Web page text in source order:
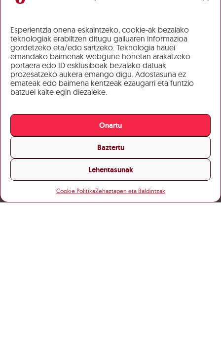
Esperientzia onena eskaintzeko, cookie-ak bezalako
teknologiak erabiltzen ditugu gailuaren informazioa
gordetzeko eta/edo sartzeko. Teknologia hauei
emandako baimenak webgune honetan arakatzeko
portaera edo ID esklusiboak bezalako datuak
prozesatzeko aukera emango digu. Adostasuna ez
emateak edo baimena kentzeak ezaugarri eta funtzio
batzuei kalte egin diezaieke.
Onartu
Baztertu
Lehentasunak
Cookie PolitikaZehaztapen eta Baldintzak